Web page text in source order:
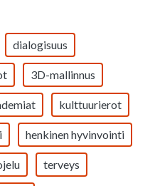
dialogisuus
3D-mallinnus
kulttuurierot
henkinen hyvinvointi
terveys